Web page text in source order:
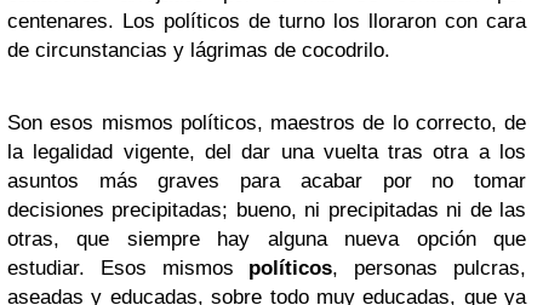
centenares. Los políticos de turno los lloraron con cara
de circunstancias y lágrimas de cocodrilo.
Son esos mismos políticos, maestros de lo correcto, de
la legalidad vigente, del dar una vuelta tras otra a los
asuntos más graves para acabar por no tomar
decisiones precipitadas; bueno, ni precipitadas ni de las
otras, que siempre hay alguna nueva opción que
estudiar. Esos mismos políticos, personas pulcras,
aseadas y educadas, sobre todo muy educadas, que ya